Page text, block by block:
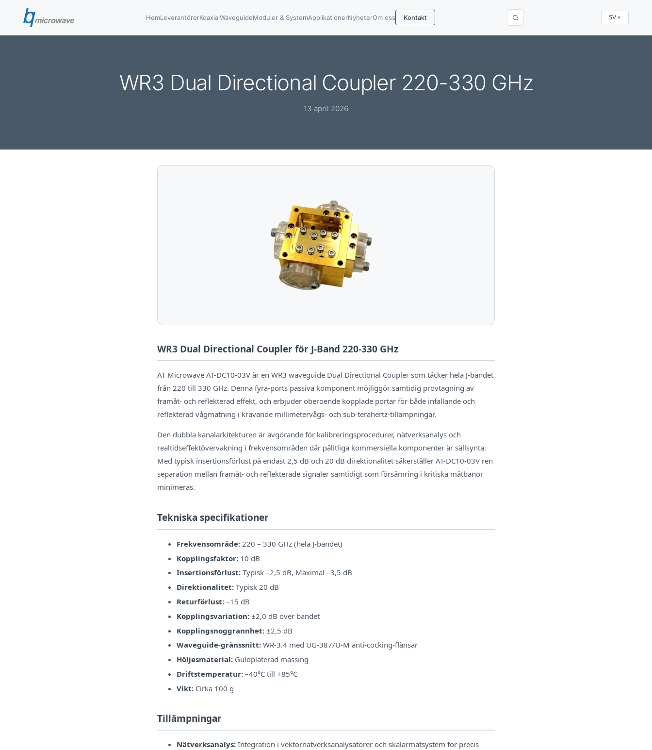
HemLeverantörerKoaxialWaveguideModuler & SystemApplikationerNyheterOm oss Kontakt SV ▼
WR3 Dual Directional Coupler 220-330 GHz
13 april 2026
WR3 Dual Directional Coupler för J-Band 220-330 GHz
AT Microwave AT-DC10-03V är en WR3 waveguide Dual Directional Coupler som täcker hela J-bandet
från 220 till 330 GHz. Denna fyra-ports passiva komponent möjliggör samtidig provtagning av
framåt- och reflekterad effekt, och erbjuder oberoende kopplade portar för både infallande och
reflekterad vågmätning i krävande millimetervågs- och sub-terahertz-tillämpningar.
Den dubbla kanalarkitekturen är avgörande för kalibreringsprocedurer, nätverksanalys och
realtidseffektövervakning i frekvensområden där pålitliga kommersiella komponenter är sällsynta.
Med typisk insertionsförlust på endast 2,5 dB och 20 dB direktionalitet säkerställer AT-DC10-03V ren
separation mellan framåt- och reflekterade signaler samtidigt som försämring i kritiska mätbanor
minimeras.
Tekniska specifikationer
Frekvensområde: 220 – 330 GHz (hela J-bandet)
Kopplingsfaktor: 10 dB
Insertionsförlust: Typisk –2,5 dB, Maximal –3,5 dB
Direktionalitet: Typisk 20 dB
Returförlust: –15 dB
Kopplingsvariation: ±2,0 dB över bandet
Kopplingsnoggrannhet: ±2,5 dB
Waveguide-gränssnitt: WR-3.4 med UG-387/U-M anti-cocking-flänsar
Höljesmaterial: Guldpläterad mässing
Driftstemperatur: –40°C till +85°C
Vikt: Cirka 100 g
Tillämpningar
Nätverksanalys: Integration i vektornätverksanalysatorer och skalärmätsystem för precis